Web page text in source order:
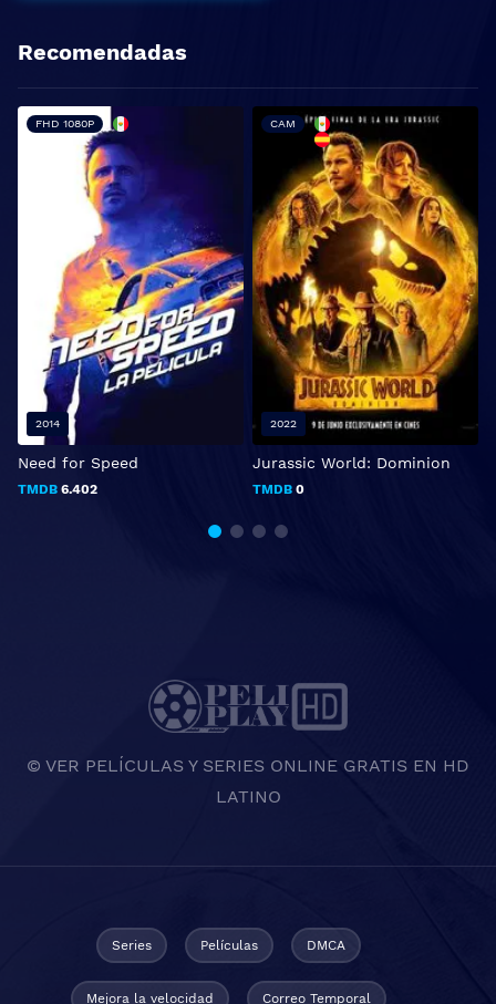
Recomendadas
Need for Speed
TMDB 6.402
FHD 1080P
2014
Jurassic World: Dominion
TMDB 0
CAM
2022
© VER PELÍCULAS Y SERIES ONLINE GRATIS EN HD
LATINO
Series Películas DMCA
Mejora la velocidad Correo Temporal